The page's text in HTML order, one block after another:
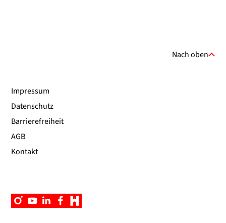
Nach oben
Impressum
Datenschutz
Barrierefreiheit
AGB
Kontakt
Instagram
YouTubeLinkedinFacebookCampus
App